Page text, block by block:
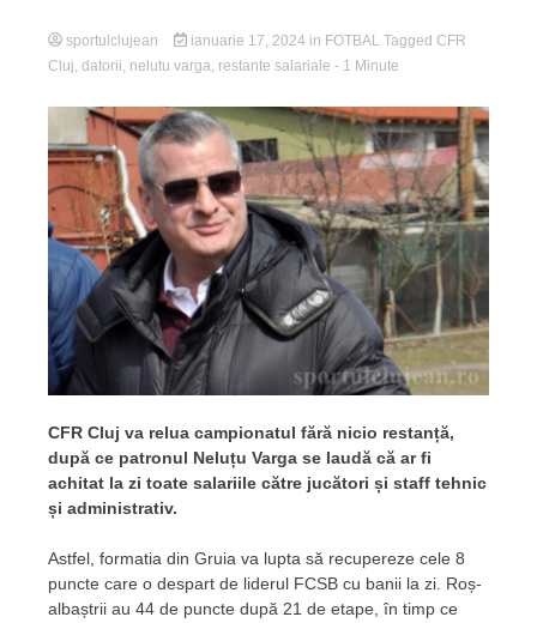
sportulclujean ianuarie 17, 2024 in FOTBAL Tagged CFR
Cluj datorii nelutu varga restante salariale - 1 Minute
CFR Cluj va relua campionatul fără nicio restanță,
după ce patronul Neluțu Varga se laudă că ar fi
achitat la zi toate salariile către jucători și staff tehnic
și administrativ.
Astfel, formatia din Gruia va lupta să recupereze cele 8
puncte care o despart de liderul FCSB cu banii la zi. Roș-
albaștrii au 44 de puncte după 21 de etape, în timp ce